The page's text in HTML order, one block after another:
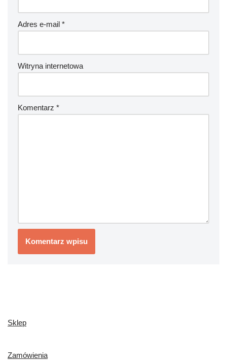
Adres e-mail *
Witryna internetowa
Komentarz *
Sklep
Zamówienia